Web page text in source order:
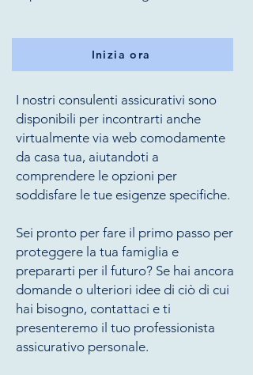
Inizia ora
I nostri consulenti assicurativi sono
disponibili per incontrarti anche
virtualmente via web comodamente
da casa tua, aiutandoti a
comprendere le opzioni per
soddisfare le tue esigenze specifiche.
Sei pronto per fare il primo passo per
proteggere la tua famiglia e
prepararti per il futuro? Se hai ancora
domande o ulteriori idee di ciò di cui
hai bisogno, contattaci e ti
presenteremo il tuo professionista
assicurativo personale.